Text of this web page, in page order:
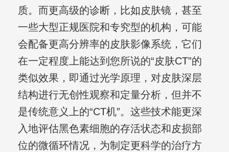
质。而更高级的诊断，比如皮肤镜，甚至
一些大型正规医院和专究型的机构，可能
会配备更高分辨率的皮肤影像系统，它们
在一定程度上能达到您所说的“皮肤CT”的
类似效果，即通过光学原理，对皮肤深层
结构进行无创性观察和定量分析，但并不
是传统意义上的“CT机”。这些技术能更深
入地评估黑色素细胞的存活状态和皮损部
位的微循环情况，为制定更科学的治疗方